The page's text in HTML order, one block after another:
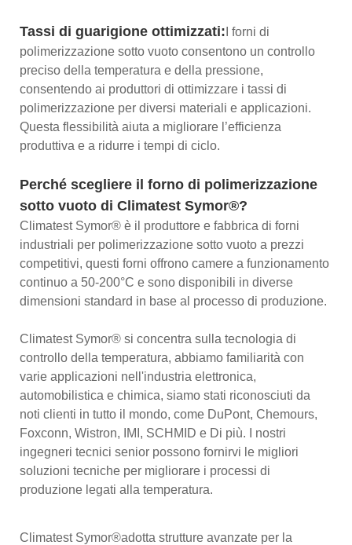
Tassi di guarigione ottimizzati: I forni di
polimerizzazione sotto vuoto consentono un controllo
preciso della temperatura e della pressione,
consentendo ai produttori di ottimizzare i tassi di
polimerizzazione per diversi materiali e applicazioni.
Questa flessibilità aiuta a migliorare l’efficienza
produttiva e a ridurre i tempi di ciclo.
Perché scegliere il forno di polimerizzazione
sotto vuoto di Climatest Symor®?
Climatest Symor® è il produttore e fabbrica di forni
industriali per polimerizzazione sotto vuoto a prezzi
competitivi, questi forni offrono camere a funzionamento
continuo a 50-200°C e sono disponibili in diverse
dimensioni standard in base al processo di produzione.
Climatest Symor® si concentra sulla tecnologia di
controllo della temperatura, abbiamo familiarità con
varie applicazioni nell'industria elettronica,
automobilistica e chimica, siamo stati riconosciuti da
noti clienti in tutto il mondo, come DuPont, Chemours,
Foxconn, Wistron, IMI, SCHMID e Di più. I nostri
ingegneri tecnici senior possono fornirvi le migliori
soluzioni tecniche per migliorare i processi di
produzione legati alla temperatura.
Climatest Symor®adotta strutture avanzate per la